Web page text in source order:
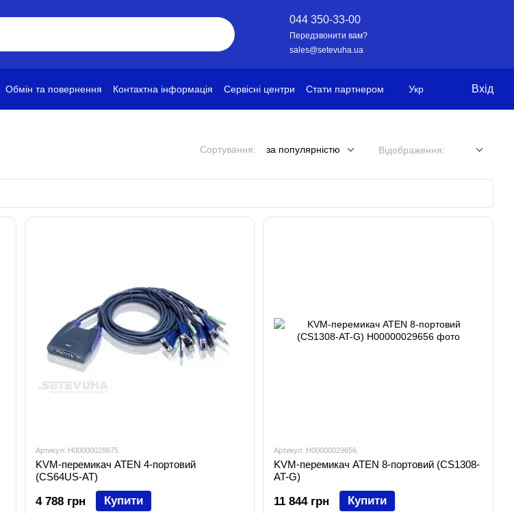
044 350-33-00
Передзвонити вам?
sales@setevuha.ua
Обмін та повернення Контактна інформація Сервісні центри
Стати партнером
Укр Вхід
Сортування: за популярністю Відображення:
Артикул: H00000028675
KVM-перемикач ATEN 4-портовий
(CS64US-AT)
4 788 грн Купити
Артикул: H00000029656
KVM-перемикач ATEN 8-портовий (CS1308-
AT-G)
11 844 грн Купити